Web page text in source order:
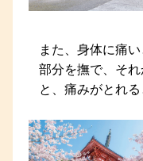
また、身体に痛
部分を撫で、そ
と、痛みがとれる